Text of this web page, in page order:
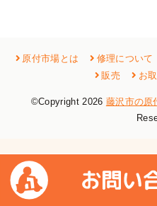
原付市場とは 修理について
販売
お
©Copyright 2026 藤沢市の